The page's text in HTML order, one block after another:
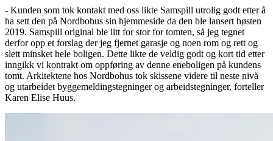
- Kunden som tok kontakt med oss likte Samspill utrolig godt etter å
ha sett den på Nordbohus sin hjemmeside da den ble lansert høsten
2019. Samspill original ble litt for stor for tomten, så jeg tegnet
derfor opp et forslag der jeg fjernet garasje og noen rom og rett og
slett minsket hele boligen. Dette likte de veldig godt og kort tid etter
inngikk vi kontrakt om oppføring av denne eneboligen på kundens
tomt. Arkitektene hos Nordbohus tok skissene videre til neste nivå
og utarbeidet byggemeldingstegninger og arbeidstegninger, forteller
Karen Elise Huus.